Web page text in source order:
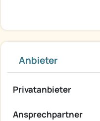
Anbieter
Privatanbieter
Ansprechpartner